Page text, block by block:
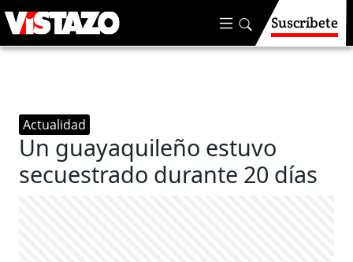
Suscríbete
Actualidad
Un guayaquileño estuvo
secuestrado durante 20 días